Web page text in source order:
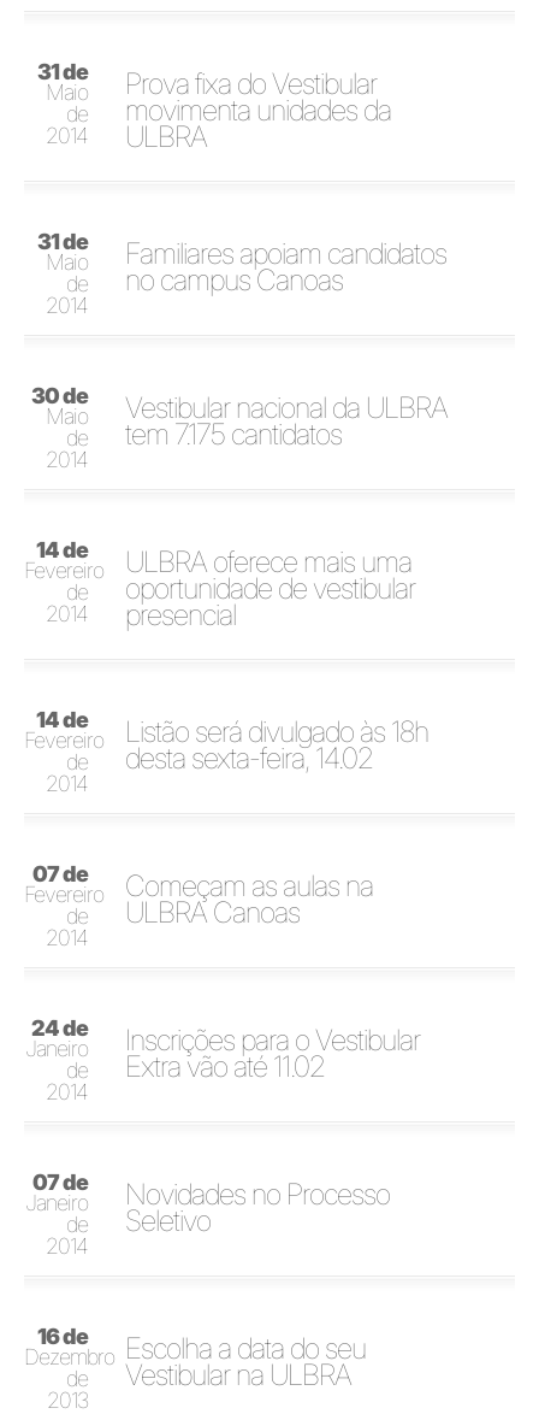
31 de
Maio
de
2014
Prova fixa do Vestibular
movimenta unidades da
ULBRA
31 de
Maio
de
2014
Familiares apoiam candidatos
no campus Canoas
30 de
Maio
de
2014
Vestibular nacional da ULBRA
tem 7.175 cantidatos
14 de
Fevereiro
de
2014
ULBRA oferece mais uma
oportunidade de vestibular
presencial
14 de
Fevereiro
de
2014
Listão será divulgado às 18h
desta sexta-feira, 14.02
07 de
Fevereiro
de
2014
Começam as aulas na
ULBRA Canoas
24 de
Janeiro
de
2014
Inscrições para o Vestibular
Extra vão até 11.02
07 de
Janeiro
de
2014
Novidades no Processo
Seletivo
16 de
Dezembro
de
2013
Escolha a data do seu
Vestibular na ULBRA